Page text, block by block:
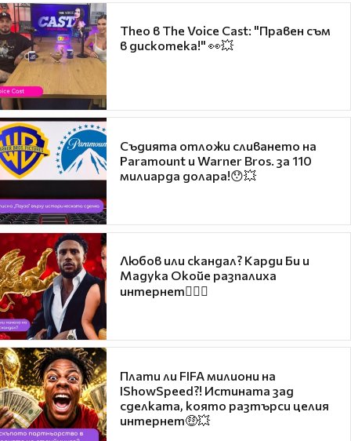
Theo в The Voice Cast: "Правен съм
в дискотека!" 👀💥
Съдията отложи сливането на
Paramount и Warner Bros. за 110
милиарда долара!😯💥
Любов или скандал? Карди Би и
Мадука Окойе разпалиха
интернет❤️‍🔥🔥
Плати ли FIFA милиони на
IShowSpeed?! Истината зад
сделката, която разтърси целия
интернет🤑💥